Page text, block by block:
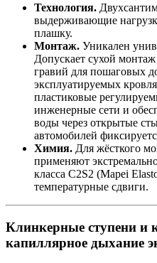
Технология.
выдерживающие
плашку.
Монтаж. Уникален
Допускает сухой
гравий для пошаговых
эксплуатируемых
пластиковые
инженерные сети и
воды через открытые
автомобилей
Химия. Для жёсткого
применяют
класса C2S2 (Mapei
температурные сдвиги.
Клинкерные ступени и
капиллярное дыхание